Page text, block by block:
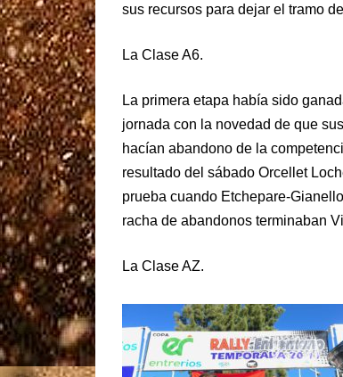
sus recursos para dejar el tramo
La Clase A6.
La primera etapa había sido
jornada con la novedad de que
hacían abandono de la
resultado del sábado Orcellet
prueba cuando Etchepare-
racha de abandonos terminaban
La Clase AZ.